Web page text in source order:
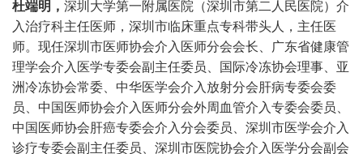
杜端明， 深圳大学第一附属医院（深圳市第二人民医院）介
入治疗科主任医师， 深圳市临床重点专科带头人，主任医
师。现任深圳市医师协会介入医师分会会长、广东省健康管
理学会介入医学专委会副主任委员、国际冷冻协会理事、亚
洲冷冻协会常委、中华医学会介入放射分会肝病专委会委
员、中国医师协会介入医师分会外周血管介入专委会委员、
中国医师协会肝癌专委会介入分会委员、深圳市医学会介入
诊疗专委会副主任委员、深圳市医院协会介入医学分会副会